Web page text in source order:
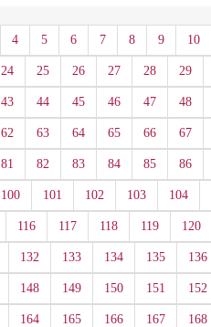
4 5 6 7 8 9 10
24 25 26 27 28 29
43 44 45 46 47 48
62 63 64 65 66 67
81 82 83 84 85 86
100 101 102 103 104
116 117 118 119 120
132 133 134 135 136
148 149 150 151 152
164 165 166 167 168